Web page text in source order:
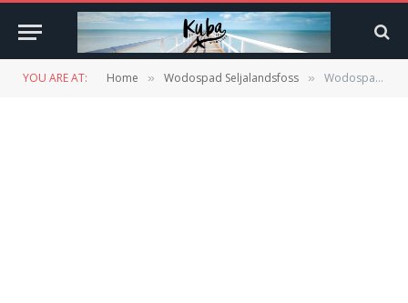
YOU ARE AT: Home » Wodospad Seljalandsfoss » Wodospad Seljalandsfoss